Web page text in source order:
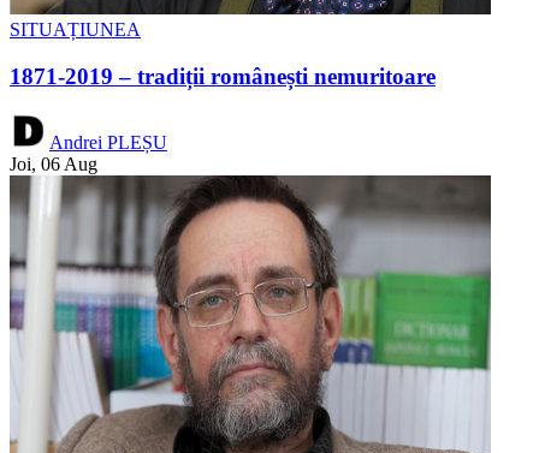
SITUAȚIUNEA
1871-2019 – tradiții românești nemuritoare
Andrei PLEȘU
Joi, 06 Aug